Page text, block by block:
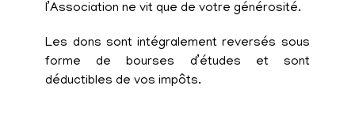
l’Association ne vit que de votre générosité.
Les dons sont intégralement reversés sous
forme de bourses d’études et sont
déductibles de vos impôts.